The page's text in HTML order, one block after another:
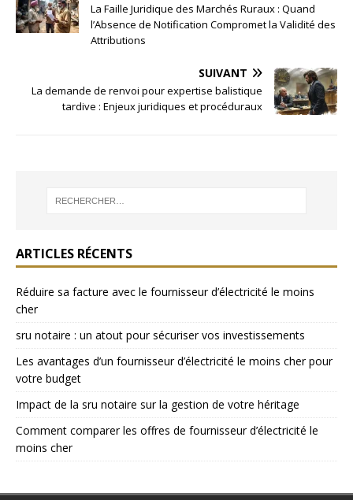
La Faille Juridique des Marchés Ruraux : Quand
l’Absence de Notification Compromet la Validité des
Attributions
SUIVANT
La demande de renvoi pour expertise balistique
tardive : Enjeux juridiques et procéduraux
ARTICLES RÉCENTS
Réduire sa facture avec le fournisseur d’électricité le moins
cher
sru notaire : un atout pour sécuriser vos investissements
Les avantages d’un fournisseur d’électricité le moins cher pour
votre budget
Impact de la sru notaire sur la gestion de votre héritage
Comment comparer les offres de fournisseur d’électricité le
moins cher